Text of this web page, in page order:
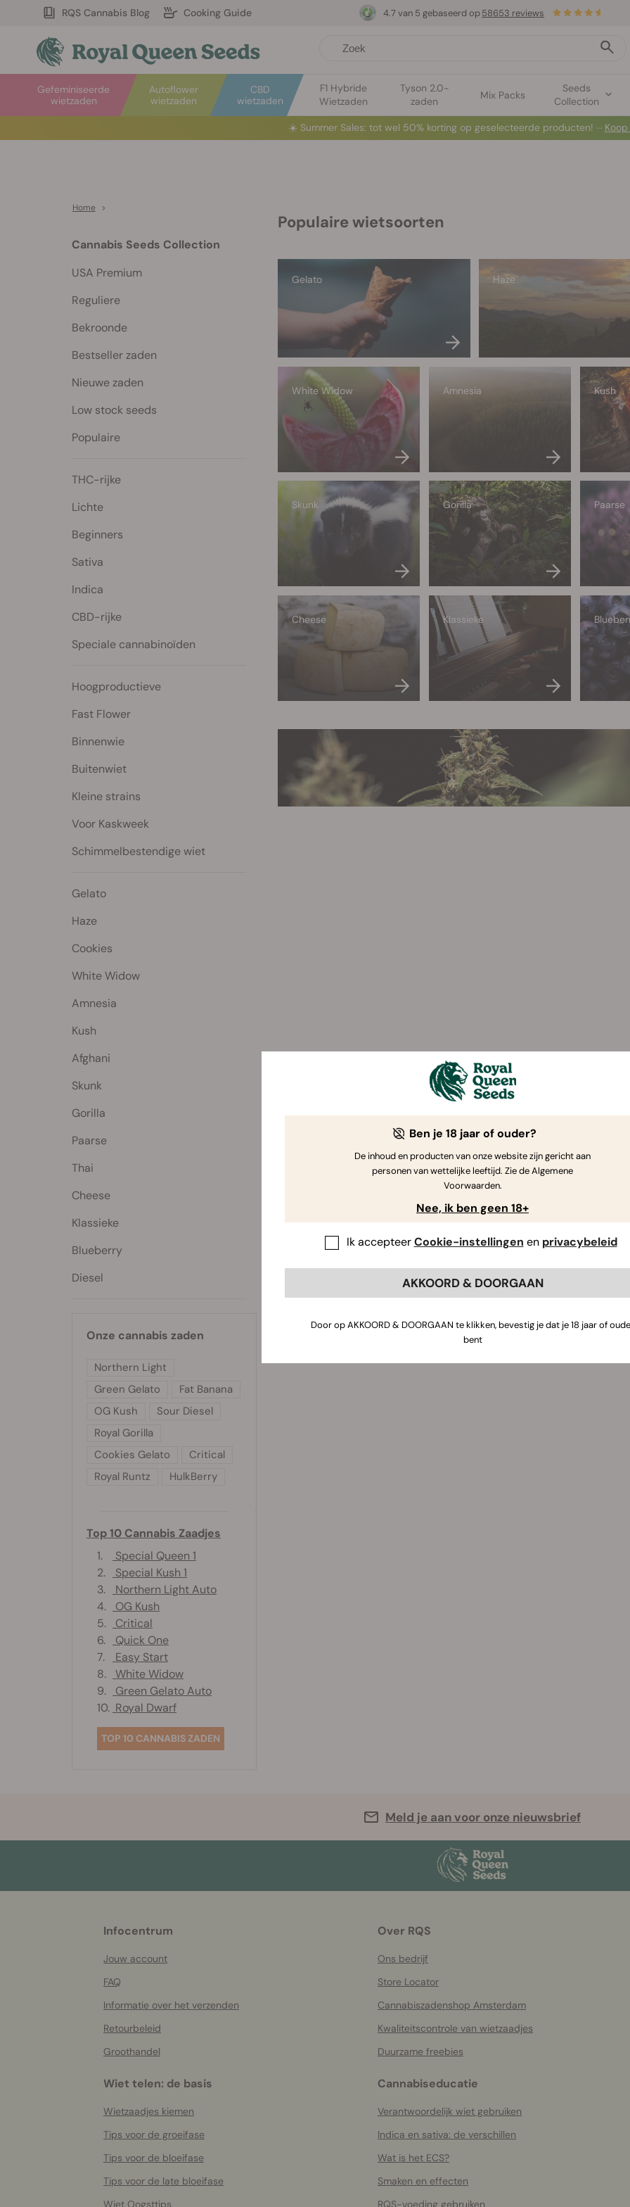
RQS Cannabis Blog Cooking Guide
Autoflower
wietzaden
Gefeminiseerde
wietzaden
CBD
wietzaden
F1 Hybride
Wietzaden
Tyson 2.0-
zaden
Mix Packs
Seeds
Collection
4.7 van 5 gebaseerd op58653 reviews
☀️Summer Sales: tot wel 50% korting op geselecteerde producten! ⏤
Home >
Populaire wietsoorten
Gelato Haze
WhiteWidow Amnesia Kush
Skunk Gorilla Paarse
Cheese Klassieke
Cannabis Seeds Collection
USA Premium
Reguliere
Bekroonde
Bestseller zaden
Nieuwe zaden
Low stock seeds
Populaire
THC-rijke
Lichte
Beginners
Sativa
Indica
CBD-rijke
Speciale cannabinoïden
Hoogproductieve
Fast Flower
Binnenwie
Buitenwiet
Kleine strains
Voor Kaskweek
Schimmelbestendige wiet
Gelato
Haze
Cookies
White Widow
Amnesia
Kush
Afghani
Skunk
Gorilla
Paarse
Thai
Cheese
Klassieke
Blueberry
Diesel
Onze cannabis zaden
Northern Light
Green Gelato
Fat Banana
OG Kush
Sour Diesel
Royal Gorilla
Cookies Gelato
Critical
Royal Runtz
HulkBerry
Top 10 Cannabis Zaadjes
1.
Special Queen 1
2.
Special Kush 1
3.
Northern Light Auto
4.
OG Kush
5.
Critical
6.
Quick One
7.
Easy Start
8.
White Widow
9.
Green Gelato Auto
10. Royal Dwarf
TOP 10 CANNABIS ZADEN
Meld je aan voor onze nieuwsbrief
Infocentrum
Jouw account
FAQ
Informatie over het verzenden
Retourbeleid
Groothandel
Over RQS
Ons bedrijf
Store Locator
Cannabiszadenshop Amsterdam
Kwaliteitscontrole van wietzaadjes
Duurzame freebies
Wiet telen: de basis
Wietzaadjes kiemen
Tips voor de groeifase
Tips voor de bloeifase
Tips voor de late bloeifase
Wiet Oogsttips
Cannabiseducatie
Verantwoordelijk wiet gebruiken
Indica en sativa: de verschillen
Wat is het ECS?
Smaken en effecten
RQS-voeding gebruiken
Ben je 18 jaar of ouder?
De inhoud en producten van onze website zijn gericht aan
personen van wettelijke leeftijd. Zie de Algemene
Voorwaarden.
Nee, ik ben geen 18+
Ik accepteerCookie-instellingen en privacybeleid
AKKOORD & DOORGAAN
Door op AKKOORD & DOORGAAN te klikken, bevestig je dat je 18 jaar of
bent